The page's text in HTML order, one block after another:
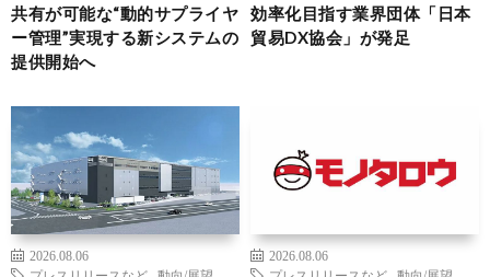
共有が可能な“動的サプライヤ
ー管理”実現する新システムの
提供開始へ
効率化目指す業界団体「日本
貿易DX協会」が発足
2026.08.06
2026.08.06